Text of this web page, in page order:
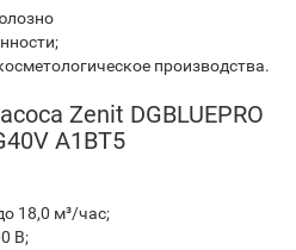
производства.
Zenit DGBLUEPRO
A1BT5
18,0 м³/час;
В;